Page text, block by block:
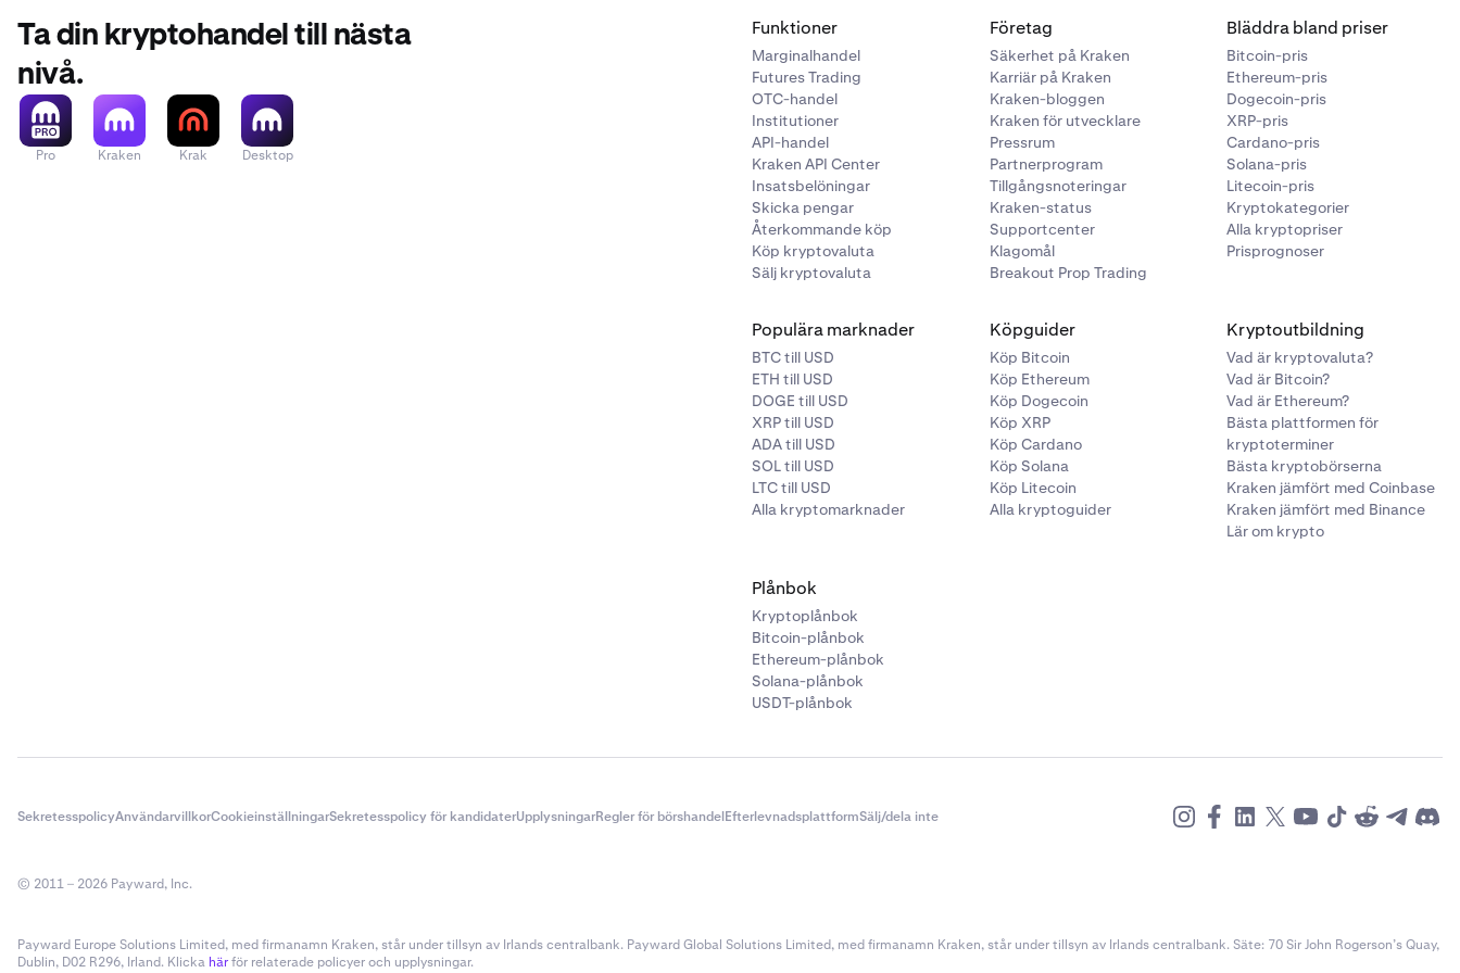
Ta din kryptohandel till nästa
nivå.
Pro Kraken Krak Desktop
Funktioner
Marginalhandel
Futures Trading
OTC-handel
Institutioner
API-handel
Kraken API Center
Insatsbelöningar
Skicka pengar
Återkommande köp
Köp kryptovaluta
Sälj kryptovaluta
Företag
Säkerhet på Kraken
Karriär på Kraken
Kraken-bloggen
Kraken för utvecklare
Pressrum
Partnerprogram
Tillgångsnoteringar
Kraken-status
Supportcenter
Klagomål
Breakout Prop Trading
Bläddra bland priser
Bitcoin-pris
Ethereum-pris
Dogecoin-pris
XRP-pris
Cardano-pris
Solana-pris
Litecoin-pris
Kryptokategorier
Alla kryptopriser
Prisprognoser
Populära marknader
BTC till USD
ETH till USD
DOGE till USD
XRP till USD
ADA till USD
SOL till USD
LTC till USD
Alla kryptomarknader
Köpguider
Köp Bitcoin
Köp Ethereum
Köp Dogecoin
Köp XRP
Köp Cardano
Köp Solana
Köp Litecoin
Alla kryptoguider
Kryptoutbildning
Vad är kryptovaluta?
Vad är Bitcoin?
Vad är Ethereum?
Bästa plattformen för
kryptoterminer
Bästa kryptobörserna
Kraken jämfört med Coinbase
Kraken jämfört med Binance
Lär om krypto
Plånbok
Kryptoplånbok
Bitcoin-plånbok
Ethereum-plånbok
Solana-plånbok
USDT-plånbok
SekretesspolicyAnvändarvillkorCookieinställningarSekretesspolicy för kandidaterUpplysningarRegler för börshandelEfterlevnadsplattformSälj/dela inte
© 2011 – 2026 Payward, Inc.
Payward Europe Solutions Limited, med firmanamn Kraken, står under tillsyn av Irlands centralbank. Payward Global Solutions Limited, med firmanamn Kraken, står under tillsyn av Irlands centralbank. Säte: 70 Sir John Rogerson’s Quay,
Dublin, D02 R296, Irland. Klicka härför relaterade policyer och upplysningar.